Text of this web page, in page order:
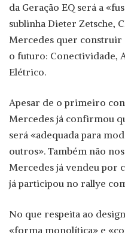
da Geração EQ será a
sublinha Dieter Zetsche,
Mercedes quer construir
o futuro: Conectividade,
Elétrico.
Apesar de o primeiro
Mercedes já confirmou
será «adequada para
outros». Também não
Mercedes já vendeu por
já participou no rallye
No que respeita ao
«forma monolítica» e